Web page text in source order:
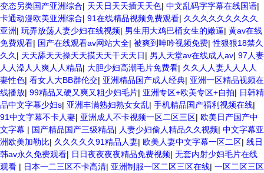
变态另类国产亚洲综合| 天天日天天插天天色| 中文乱码字字幕在线国语|
卡通动漫欧美亚洲综合| 91在线精品视频免费观看| 久久久久久久久久久
亚洲| 玩弄放荡人妻少妇在线视频| 男生用大鸡巴桶女生的嫩逼| 黄av在线
免费观看| 国产在线观看av网站大全| 被爽到呻吟视频免费|性狠狠18禁久
久久 | 天天舔天天操天天摸天天干天天日| 男人天堂av在线成人av| 97人妻
人人澡人人爽人人精品| 大胆少妇高潮毛片免费看| 久久人人妻人人人人
妻性色| 看女人大BB群伦交| 亚洲精品国产成人经典| 亚洲一区精品视频在
线播放| 99精品又硬又爽又粗少妇毛片| 亚洲专区+欧美专区+自拍| 日韩精
品中文字幕少妇s| 亚洲丰满熟妇熟女女乱| 手机精品国产福利视频在线|
91中文字幕不卡人妻| 亚洲成人不卡视频一区二区三区| 欧美日产国产中
文字幕 | 国产精品国产三级精品| 人妻少妇偷人精品久久视频| 中文字幕亚
洲欧美加勒比| 久久久久久91精品人妻| 欧美人妻中文字幕一区二区| 线日
韩av永久免费观看| 日日夜夜夜夜精品免费视频| 无套内射少妇毛片在线
观看 | 日本一二三区不卡高清| 亚洲制服一区二区三区在线| 一区二区三区